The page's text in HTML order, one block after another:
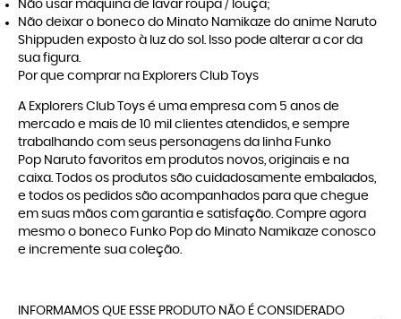
Não usar máquina de lavar roupa / louça;
Não deixar o boneco do Minato Namikaze do anime Naruto
Shippuden exposto à luz do sol. Isso pode alterar a cor da
sua figura.
Por que comprar na Explorers Club Toys
A Explorers Club Toys é uma empresa com 5 anos de
mercado e mais de 10 mil clientes atendidos, e sempre
trabalhando com seus personagens da linha Funko
Pop Naruto favoritos em produtos novos, originais e na
caixa. Todos os produtos são cuidadosamente embalados,
e todos os pedidos são acompanhados para que chegue
em suas mãos com garantia e satisfação. Compre agora
mesmo o boneco Funko Pop do Minato Namikaze conosco
e incremente sua coleção.
INFORMAMOS QUE ESSE PRODUTO NÃO É CONSIDERADO